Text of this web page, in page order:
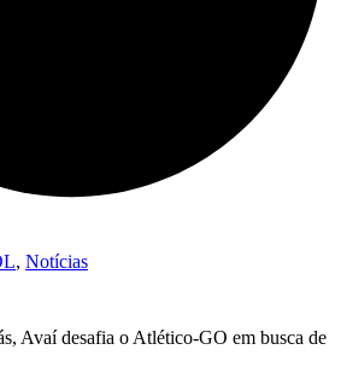
, Notícias
Avaí desafia o Atlético-GO em busca de